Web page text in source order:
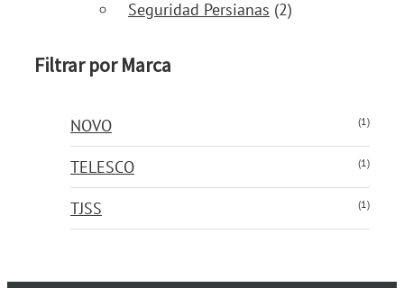
Seguridad Persianas (2)
Filtrar por Marca
NOVO (1)
TELESCO (1)
TJSS (1)